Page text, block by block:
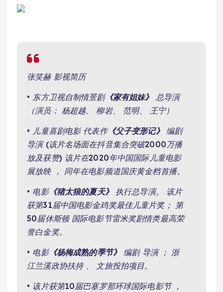
张笑赫 影视简历
• 东方卫视自制情景剧《家有姐妹》
总导演
（演员： 杨超越、 柳岩、 范明、 王宁）
• 儿童喜剧电影 代表作《父子变形记》 编剧
导演 (该片名场面在抖音集合突破2000万播
放及获赞) 该片在2020年中国国际儿童电影
展放映 ， 同年在电影频道国庆黄金档首播。
• 电影《猪太狼的夏天》
执行总导演。 该片
获第31届中国电影金鸡奖最佳儿童片奖； 第
50届休斯顿 国际电影节雷米奖剧情类最高荣
誉白金奖。
• 电影《杨梅成熟的季节》 编剧 导演 ； 浙
江兰溪政协扶持 、 文旅投拍项目。
• 该片获第10届巴塞罗那环球国际电影节 ，